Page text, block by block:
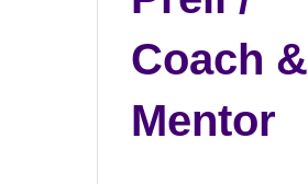
Coach &
Mentor